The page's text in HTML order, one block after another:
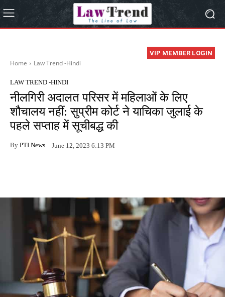
VIP MEMBER LOGIN
Home Law Trend -Hindi
LAW TREND -HINDI
नीलगिरी अदालत परिसर में महिलाओं के लिए
शौचालय नहीं: सुप्रीम कोर्ट ने याचिका जुलाई के
पहले सप्ताह में सूचीबद्ध की
By PTI News June 12, 2023 6:13 PM